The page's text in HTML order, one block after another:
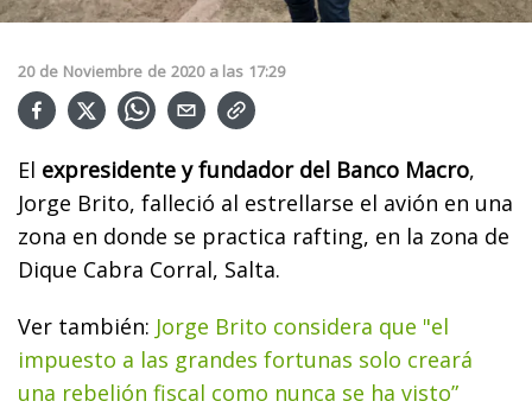
20 de Noviembre de 2020 a las 17:29
El expresidente y fundador del Banco Macro,
Jorge Brito, falleció al estrellarse el avión en una
zona en donde se practica rafting, en la zona de
Dique Cabra Corral, Salta.
Ver también: Jorge Brito considera que "el
impuesto a las grandes fortunas solo creará
una rebelión fiscal como nunca se ha visto”